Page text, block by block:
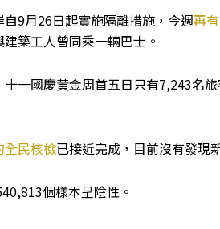
自9月26日起實施隔離措施，今週再
築工人曾同乘一輛巴士。
一國慶黃金周首五日只有7,243名
全民核檢已接近完成，目前沒有發現
個樣本呈陰性。